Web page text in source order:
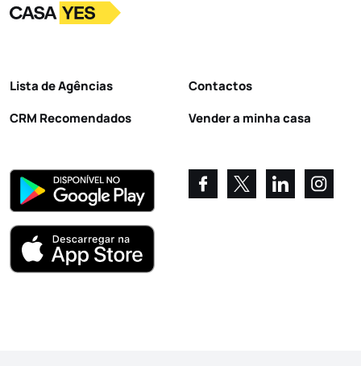
LogoIr para a homepage
Lista de Agências
CRM Recomendados
Contactos
Vender a minha casa